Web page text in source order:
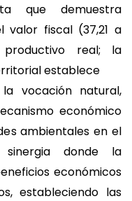
que demuestra
valor fiscal (37,21 a
real; la
establece
vocación natural,
económico
ambientales en el
donde la
económicos
estableciendo las